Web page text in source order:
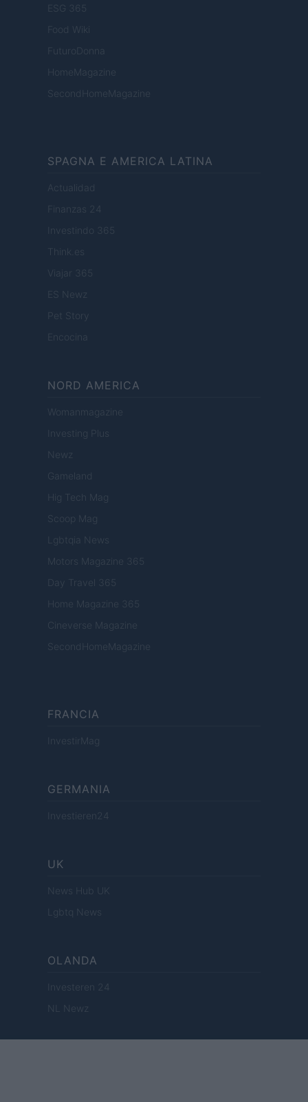
ESG 365
Food Wiki
FuturoDonna
HomeMagazine
SecondHomeMagazine
SPAGNA E AMERICA LATINA
Actualidad
Finanzas 24
Investindo 365
Think.es
Viajar 365
ES Newz
Pet Story
Encocina
NORD AMERICA
Womanmagazine
Investing Plus
Newz
Gameland
Hig Tech Mag
Scoop Mag
Lgbtqia News
Motors Magazine 365
Day Travel 365
Home Magazine 365
Cineverse Magazine
SecondHomeMagazine
FRANCIA
InvestirMag
GERMANIA
Investieren24
UK
News Hub UK
Lgbtq News
OLANDA
Investeren 24
NL Newz